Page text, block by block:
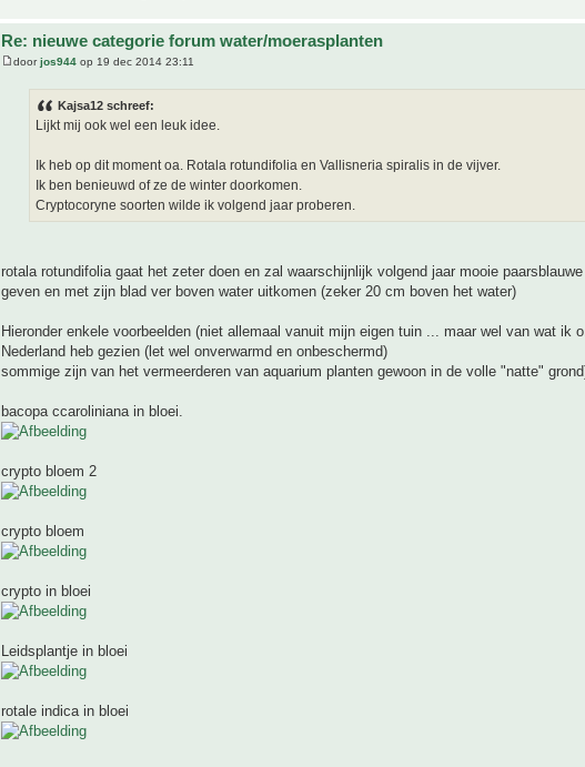
Re: nieuwe categorie forum water/moerasplanten
doorjos944 op 19 dec 2014 23:11
Kajsa12 schreef:
Lijkt mij ook wel een leuk idee.
Ik heb op dit moment oa. Rotala rotundifolia en Vallisneria spiralis in de vijver.
Ik ben benieuwd of ze de winter doorkomen.
Cryptocoryne soorten wilde ik volgend jaar proberen.
rotala rotundifolia gaat het zeter doen en zal waarschijnlijk volgend jaar mooie
geven en met zijn blad ver boven water uitkomen (zeker 20 cm boven het water)
Hieronder enkele voorbeelden (niet allemaal vanuit mijn eigen tuin ... maar wel van wat ik
Nederland heb gezien (let wel onverwarmd en onbeschermd)
sommige zijn van het vermeerderen van aquarium planten gewoon in de volle "natte"
bacopa ccaroliniana in bloei.
crypto bloem 2
crypto bloem
crypto in bloei
Leidsplantje in bloei
rotale indica in bloei